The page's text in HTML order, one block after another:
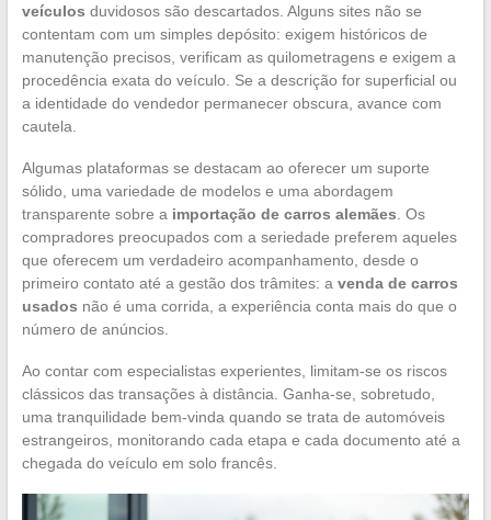
veículos duvidosos são descartados. Alguns sites não se
contentam com um simples depósito: exigem históricos de
manutenção precisos, verificam as quilometragens e exigem a
procedência exata do veículo. Se a descrição for superficial ou
a identidade do vendedor permanecer obscura, avance com
cautela.
Algumas plataformas se destacam ao oferecer um suporte
sólido, uma variedade de modelos e uma abordagem
transparente sobre a importação de carros alemães . Os
compradores preocupados com a seriedade preferem aqueles
que oferecem um verdadeiro acompanhamento, desde o
primeiro contato até a gestão dos trâmites: a venda de carros
usados não é uma corrida, a experiência conta mais do que o
número de anúncios.
Ao contar com especialistas experientes, limitam-se os riscos
clássicos das transações à distância. Ganha-se, sobretudo,
uma tranquilidade bem-vinda quando se trata de automóveis
estrangeiros, monitorando cada etapa e cada documento até a
chegada do veículo em solo francês.